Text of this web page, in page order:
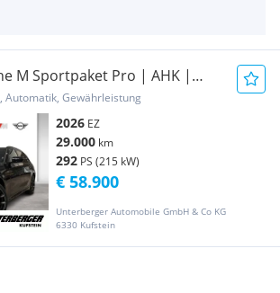
M Sportpaket Pro | AHK |
Automatik, Gewährleistung
2026 EZ
29.000 km
292 PS (215 kW)
Unterberger Automobile GmbH & Co KG
6330 Kufstein
€ 58.900